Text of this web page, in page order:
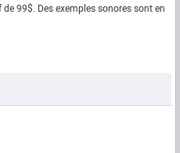
99$. Des exemples sonores sont en